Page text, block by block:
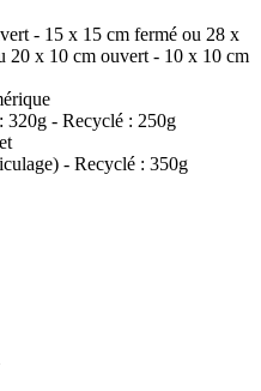
- 15 x 15 cm fermé ou 28 x
20 x 10 cm ouvert - 10 x 10 cm
320g - Recyclé : 250g
- Recyclé : 350g